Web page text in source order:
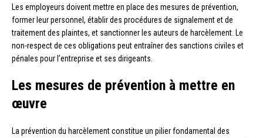
Les employeurs doivent mettre en place des mesures de prévention,
former leur personnel, établir des procédures de signalement et de
traitement des plaintes, et sanctionner les auteurs de harcèlement. Le
non-respect de ces obligations peut entraîner des sanctions civiles et
pénales pour l’entreprise et ses dirigeants.
Les mesures de prévention à mettre en
œuvre
La prévention du harcèlement constitue un pilier fondamental des